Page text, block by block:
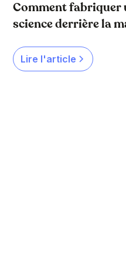
Comment fabriquer
science derrière la
Lire l'article